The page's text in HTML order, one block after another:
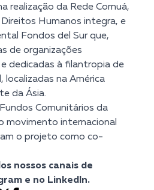
realização da Rede Comuá,
Humanos integra, e
Fondos del Sur que,
de organizações
dedicadas à filantropia de
localizadas na América
da Ásia.
Comunitários da
movimento internacional
o projeto como co-
nossos canais de
e no LinkedIn.